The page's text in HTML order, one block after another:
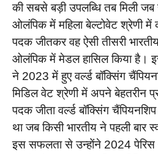
की सबसे बड़ी उपलब्धि तब मिली जब
ओलंपिक में महिला बेल्टोवेट श्रेणी में
पदक जीतकर वह ऐसी तीसरी
ओलंपिक में मेडल हासिल किया है।
ने 2023 में हुए वर्ल्ड बॉक्सिंग
मिडिल वेट श्रेणी में अपने बेहतरीन
पदक जीता वर्ल्ड बॉक्सिंग
था जब किसी भारतीय ने पहली बार
इस सफलता से उन्होंने 2024